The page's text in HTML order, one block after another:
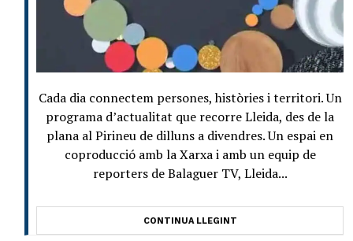
Cada dia connectem persones, històries i territori. Un
programa d’actualitat que recorre Lleida, des de la
plana al Pirineu de dilluns a divendres. Un espai en
coproducció amb la Xarxa i amb un equip de
reporters de Balaguer TV, Lleida...
CONTINUA LLEGINT